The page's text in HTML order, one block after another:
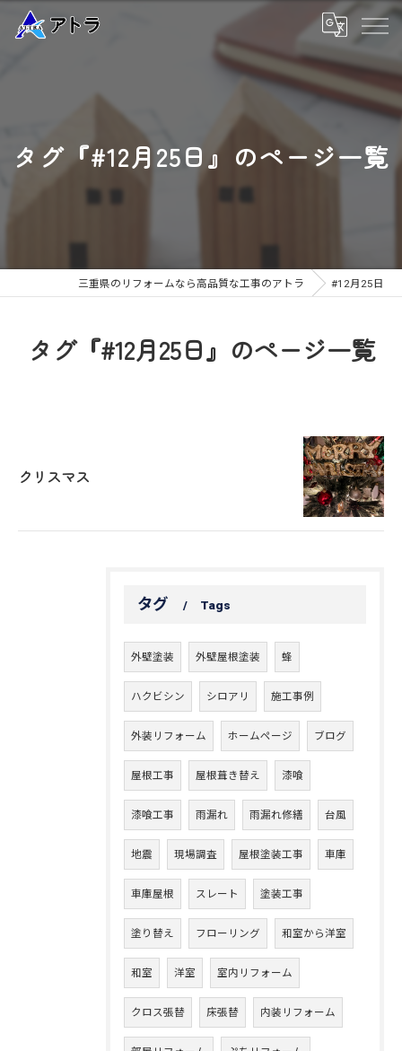
タグ『#12月25日』のページ一覧
三重県のリフォームなら高品質な工事のアトラ #12月25日
タグ『#12月25日』のページ一覧
クリスマス
タグ Tags
外壁塗装 外壁屋根塗装 蜂
ハクビシン シロアリ 施工事例
外装リフォーム ホームページ ブログ
屋根工事 屋根葺き替え 漆喰
漆喰工事 雨漏れ 雨漏れ修繕 台風
地震 現場調査 屋根塗装工事 車庫
車庫屋根 スレート 塗装工事
塗り替え フローリング 和室から洋室
和室 洋室 室内リフォーム
クロス張替 床張替 内装リフォーム